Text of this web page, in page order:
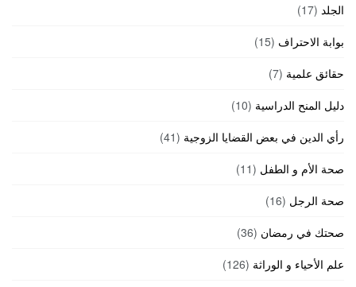
الجلد (17)
بوابة الاحتراف (15)
حقائق علمية (7)
دليل المنح الدراسية (10)
رأي الدين في بعض القضايا الزوجية (41)
صحة الأم و الطفل (11)
صحة الرجل (16)
صحتك في رمضان (36)
علم الأحياء و الوراثة (126)